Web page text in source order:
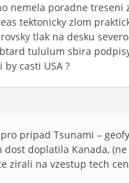
nemela poradne treseni
tektonicky zlom
tlak na desku
tululum sbira
casti USA ?
pripad Tsunami –
doplatila Kanada, (ne
zirali na vzestup tech